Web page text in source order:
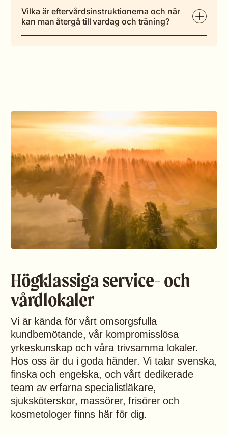
Vilka är eftervårdsinstruktionerna och när
kan man återgå till vardag och träning?
Högklassiga service- och
vårdlokaler
Vi är kända för vårt omsorgsfulla
kundbemötande, vår kompromisslösa
yrkeskunskap och våra trivsamma lokaler.
Hos oss är du i goda händer. Vi talar svenska,
finska och engelska, och vårt dedikerade
team av erfarna specialistläkare,
sjuksköterskor, massörer, frisörer och
kosmetologer finns här för dig.